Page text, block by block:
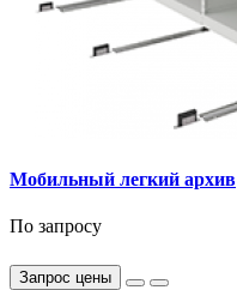
Мобильный легкий архив
По запросу
Запрос цены